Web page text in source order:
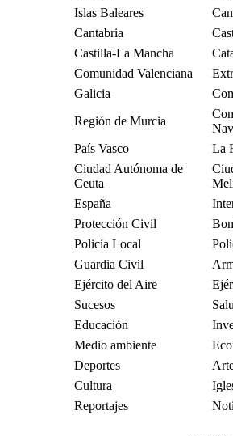
Islas Baleares
Cantabria
Castilla-La Mancha
Comunidad Valenciana
Galicia
Región de Murcia
País Vasco
La
Ciudad Autónoma de
Ceuta
España
Protección Civil
Policía Local
Guardia Civil
Ejército del Aire
Sucesos
Educación
Medio ambiente
Deportes
Cultura
Reportajes